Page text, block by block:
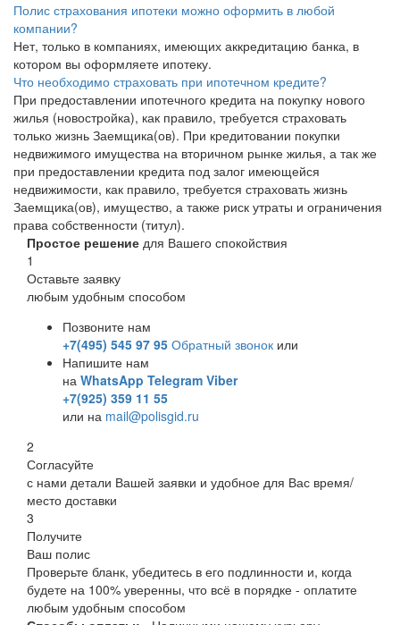
Полис страхования ипотеки можно оформить в любой
компании?
Нет, только в компаниях, имеющих аккредитацию банка, в
котором вы оформляете ипотеку.
Что необходимо страховать при ипотечном кредите?
При предоставлении ипотечного кредита на покупку нового
жилья (новостройка), как правило, требуется страховать
только жизнь Заемщика(ов). При кредитовании покупки
недвижимого имущества на вторичном рынке жилья, а так же
при предоставлении кредита под залог имеющейся
недвижимости, как правило, требуется страховать жизнь
Заемщика(ов), имущество, а также риск утраты и ограничения
права собственности (титул).
Простое решение для Вашего спокойствия
1
Оставьте заявку
любым удобным способом
Позвоните нам
+7(495) 545 97 95 Обратный звонок или
Напишите нам
на WhatsApp Telegram Viber
+7(925) 359 11 55
или на mail@polisgid.ru
2
Согласуйте
с нами детали Вашей заявки и удобное для Вас время/
место доставки
3
Получите
Ваш полис
Проверьте бланк, убедитесь в его подлинности и, когда
будете на 100% уверенны, что всё в порядке - оплатите
любым удобным способом